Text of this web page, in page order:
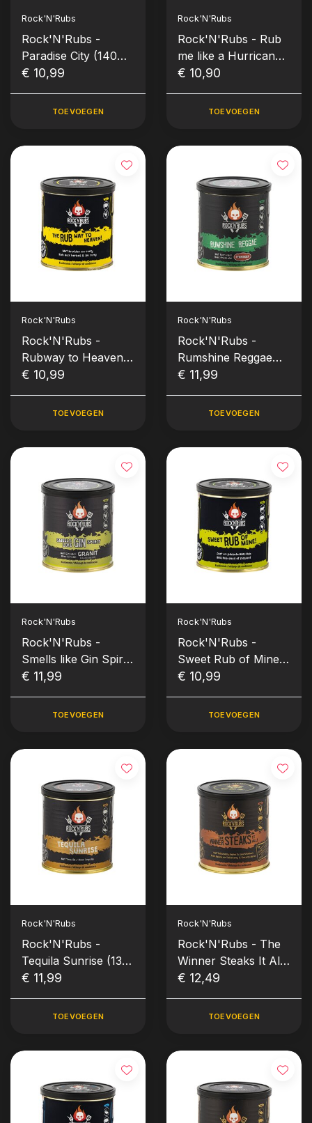
Rock'N'Rubs
Rock'N'Rubs -
Paradise City (140
gram)
€ 10,99
TOEVOEGEN
Rock'N'Rubs
Rock'N'Rubs - Rub
me like a Hurricane
(140 gram)
€ 10,90
TOEVOEGEN
Rock'N'Rubs
Rock'N'Rubs -
Rubway to Heaven
(140 gram)
€ 10,99
TOEVOEGEN
Rock'N'Rubs
Rock'N'Rubs -
Rumshine Reggae
(90 gram)
€ 11,99
TOEVOEGEN
Rock'N'Rubs
Rock'N'Rubs -
Smells like Gin Spirit
(130 gram)
€ 11,99
TOEVOEGEN
Rock'N'Rubs
Rock'N'Rubs -
Sweet Rub of Mine
(140 gram)
€ 10,99
TOEVOEGEN
Rock'N'Rubs
Rock'N'Rubs -
Tequila Sunrise (130
gram)
€ 11,99
TOEVOEGEN
Rock'N'Rubs
Rock'N'Rubs - The
Winner Steaks It All
(Classic Style, 140
€ 12,49
TOEVOEGEN